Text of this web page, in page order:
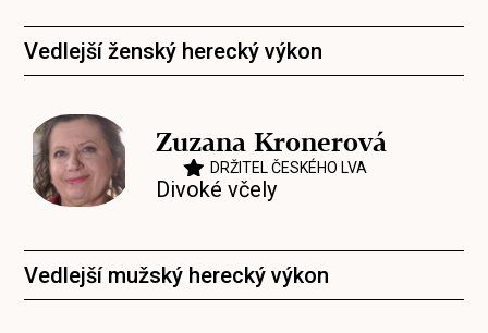
Vedlejší ženský herecký výkon
Zuzana Kronerová
DRŽITEL ČESKÉHO LVA
Divoké včely
Vedlejší mužský herecký výkon